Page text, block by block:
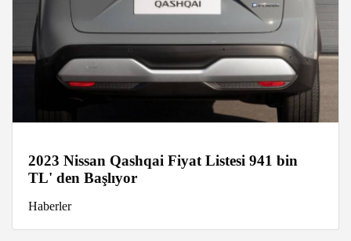
2023 Nissan Qashqai Fiyat Listesi 941 bin
TL' den Başlıyor
Haberler